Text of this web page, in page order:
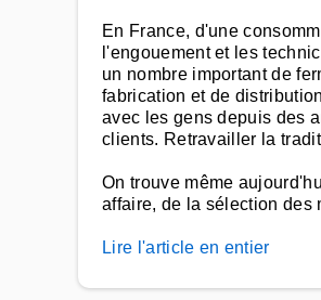
En France, d'une
l'engouement et les
un nombre important de
fabrication et de
avec les gens depuis des
clients. Retravailler la
On trouve même
affaire, de la sélection des
Lire l'article en entier